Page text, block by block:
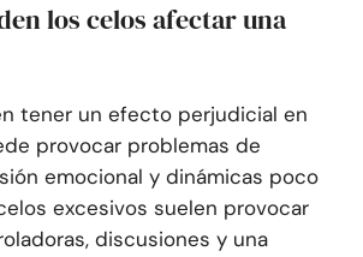
los celos afectar una
tener un efecto perjudicial en
provocar problemas de
emocional y dinámicas poco
excesivos suelen provocar
discusiones y una